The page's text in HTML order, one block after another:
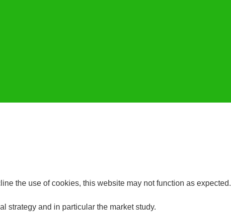
the use of cookies, this website may not function as expected.
strategy and in particular the market study.